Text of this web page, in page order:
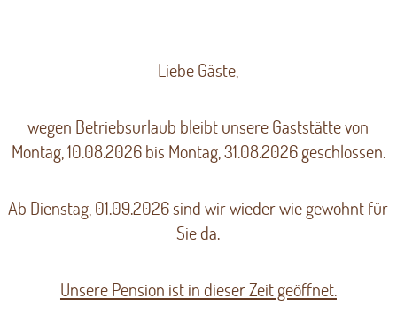
Liebe Gäste,
wegen Betriebsurlaub bleibt unsere Gaststätte von
Montag, 10.08.2026 bis Montag, 31.08.2026 geschlossen.
Ab Dienstag, 01.09.2026 sind wir wieder wie gewohnt für
Sie da.
Unsere Pension ist in dieser Zeit geöffnet.